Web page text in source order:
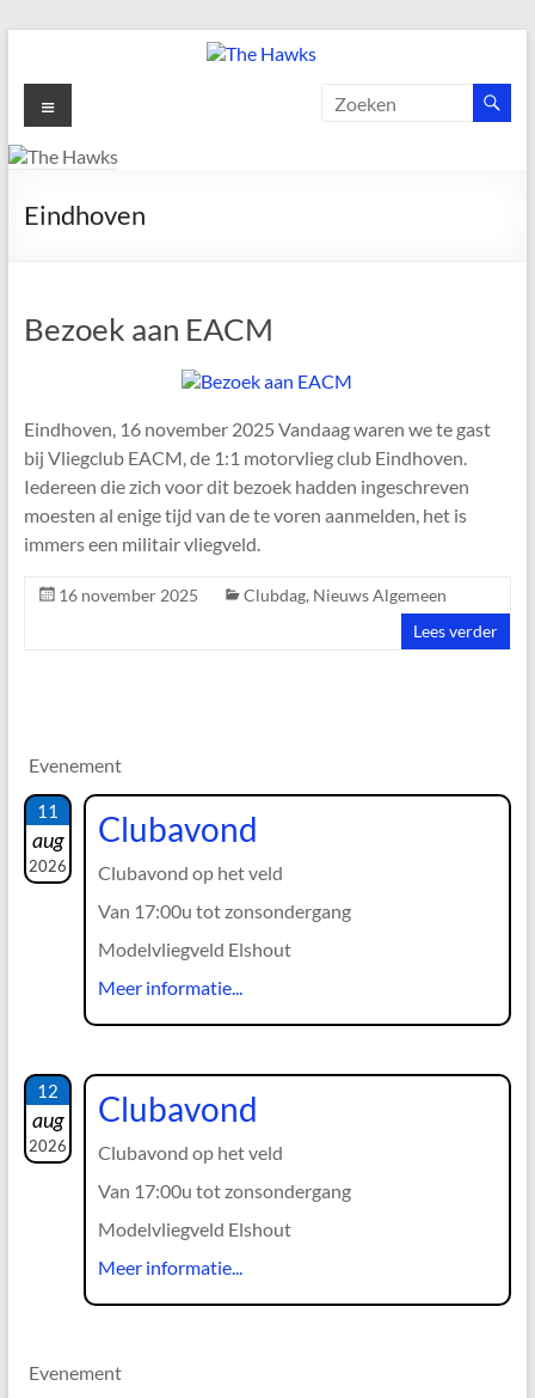
de
inhoud
The
Hawks
gezelligste
Menu
Eindhoven
Bezoek aan EACM
Eindhoven, 16 november 2025 Vandaag waren we te gast
bij Vliegclub EACM, de 1:1 motorvlieg club Eindhoven.
Iedereen die zich voor dit bezoek hadden ingeschreven
moesten al enige tijd van de te voren aanmelden, het is
immers een militair vliegveld.
16 november 2025 Clubdag, Nieuws Algemeen
Lees verder
Evenement
11
aug
2026
Clubavond
Clubavond op het veld
Van 17:00u tot zonsondergang
Modelvliegveld Elshout
Meer informatie...
12
aug
2026
Clubavond
Clubavond op het veld
Van 17:00u tot zonsondergang
Modelvliegveld Elshout
Meer informatie...
Evenement